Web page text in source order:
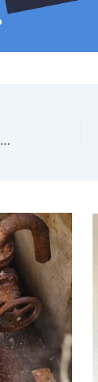
Începe Programul Eco-vouchere pentru mașini și electrocasnice